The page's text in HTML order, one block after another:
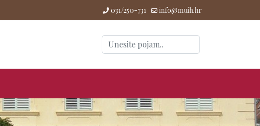
031/250-731 info@muih.hr
Traži
...